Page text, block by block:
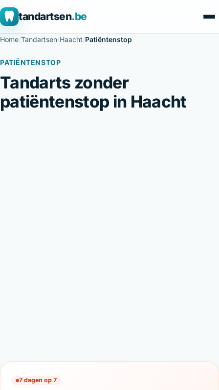
tandartsen.be
Home/Tandartsen/Haacht/Patiëntenstop
PATIËNTENSTOP
Tandarts zonder
patiëntenstop in Haacht
7 dagen op 7